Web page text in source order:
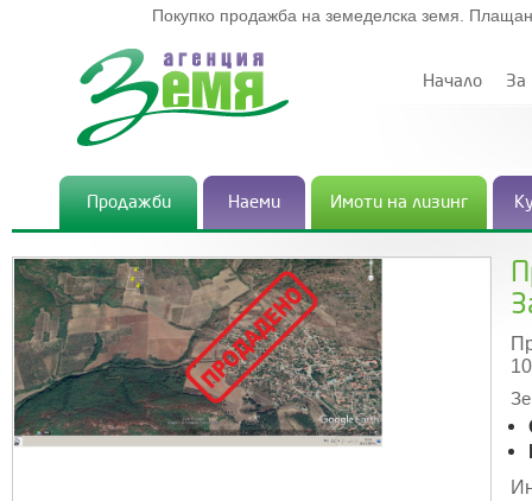
Покупко продажба на земеделска земя.
Начало За
Продажби Наеми Имоти на лизинг